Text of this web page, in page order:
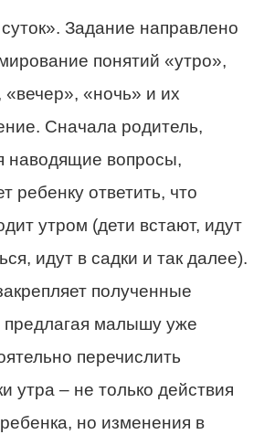
Задание направлено
понятий «утро»,
«вечер», «ночь» и их
Сначала родитель,
наводящие вопросы,
ребенку ответить, что
утром (дети встают, идут
идут в садки и так далее).
полученные
предлагая малышу уже
перечислить
утра – не только действия
но изменения в